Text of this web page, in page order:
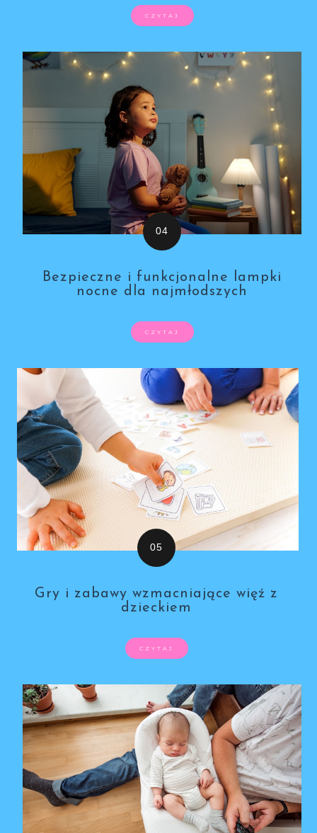
CZYTAJ
Bezpieczne i funkcjonalne lampki
nocne dla najmłodszych
CZYTAJ
Gry i zabawy wzmacniające więź z
dzieckiem
CZYTAJ